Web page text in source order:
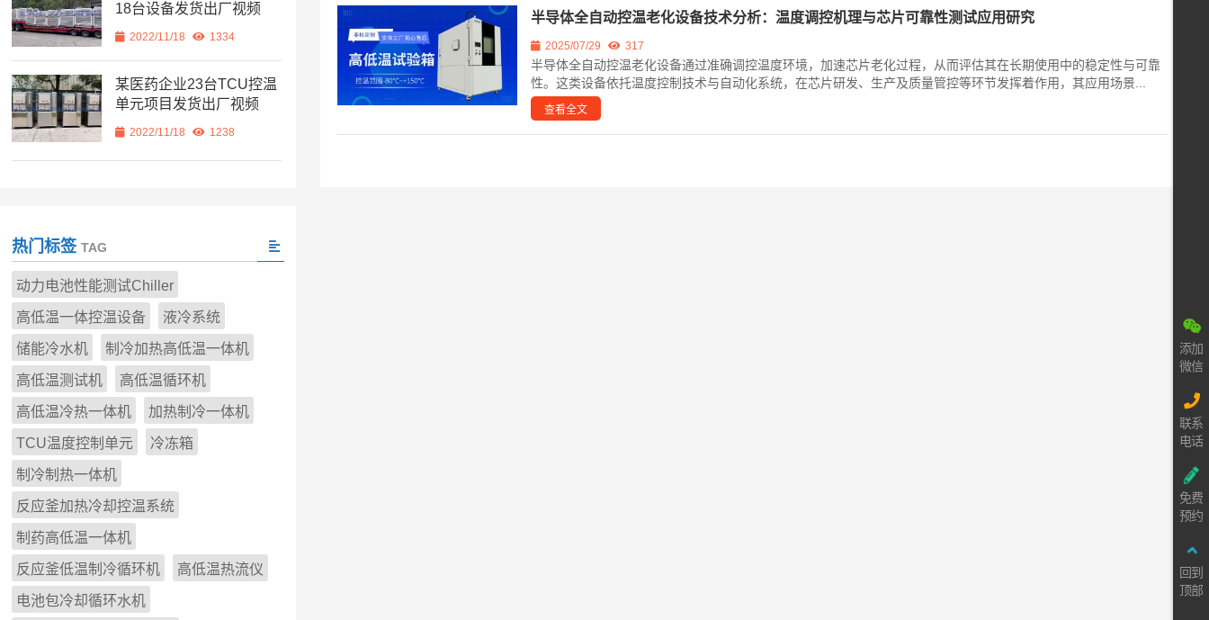
半导体全自动控温老化设备技术分析：温度调控机理与芯片可靠性测试应用研究
2025/07/29 317
半导体全自动控温老化设备通过准确调控温度环境，加速芯片老化过程，从而评估其在长期使用中的稳定性与可靠
性。这类设备依托温度控制技术与自动化系统，在芯片研发、生产及质量管控等环节发挥着作用，其应用场景...
查看全文
18台设备发货出厂视频
2022/11/18 1334
某医药企业23台TCU控温
单元项目发货出厂视频
2022/11/18 1238
热门标签 TAG
动力电池性能测试Chiller
高低温一体控温设备 液冷系统
储能冷水机 制冷加热高低温一体机
高低温测试机 高低温循环机
高低温冷热一体机 加热制冷一体机
TCU温度控制单元 冷冻箱
制冷制热一体机
反应釜加热冷却控温系统
制药高低温一体机
反应釜低温制冷循环机 高低温热流仪
电池包冷却循环水机
添加
微信
联系
电话
免费
预约
回到
顶部